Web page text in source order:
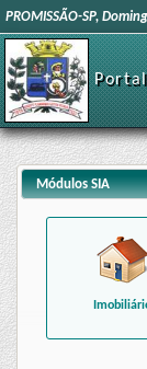
PROMISSÃO-SP,
Módulos SIA